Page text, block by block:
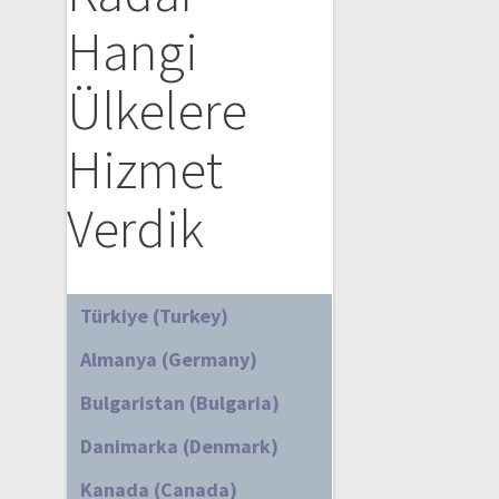
Hangi
Ülkelere
Hizmet
Verdik
Türkiye (Turkey)
Almanya (Germany)
Bulgaristan (Bulgaria)
Danimarka (Denmark)
Kanada (Canada)